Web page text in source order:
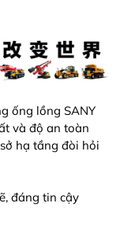
ống lồng SANY
và độ an toàn
hạ tầng đòi hỏi
đáng tin cậy